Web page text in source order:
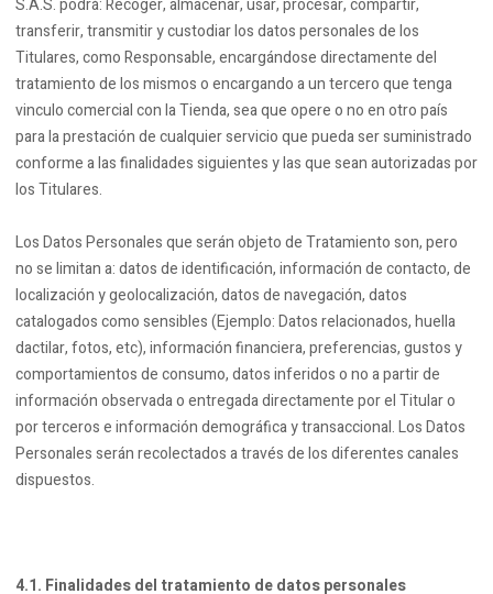
S.A.S. podrá: Recoger, almacenar, usar, procesar, compartir,
transferir, transmitir y custodiar los datos personales de los
Titulares, como Responsable, encargándose directamente del
tratamiento de los mismos o encargando a un tercero que tenga
vinculo comercial con la Tienda, sea que opere o no en otro país
para la prestación de cualquier servicio que pueda ser suministrado
conforme a las finalidades siguientes y las que sean autorizadas por
los Titulares.
Los Datos Personales que serán objeto de Tratamiento son, pero
no se limitan a: datos de identificación, información de contacto, de
localización y geolocalización, datos de navegación, datos
catalogados como sensibles (Ejemplo: Datos relacionados, huella
dactilar, fotos, etc), información financiera, preferencias, gustos y
comportamientos de consumo, datos inferidos o no a partir de
información observada o entregada directamente por el Titular o
por terceros e información demográfica y transaccional. Los Datos
Personales serán recolectados a través de los diferentes canales
dispuestos.
4.1. Finalidades del tratamiento de datos personales